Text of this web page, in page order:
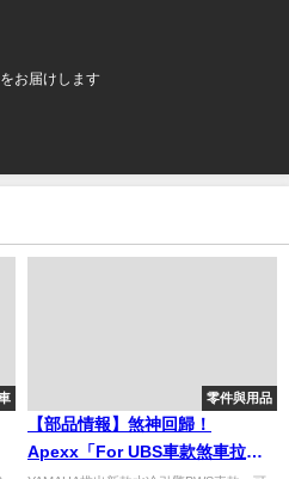
お届けします
零件與用品
【部品情報】煞神回歸！
Apexx「For UBS車款煞車拉